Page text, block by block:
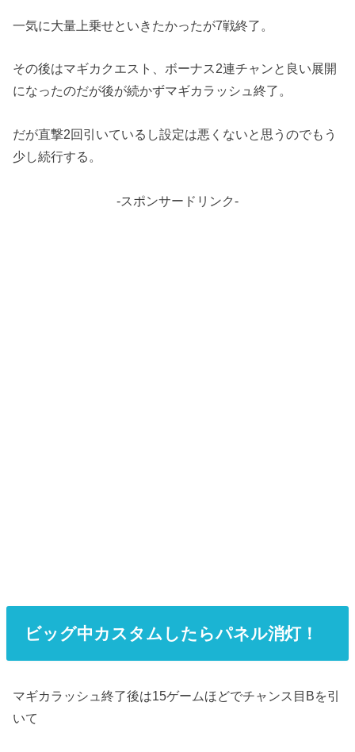
一気に大量上乗せといきたかったが7戦終了。
その後はマギカクエスト、ボーナス2連チャンと良い展開
になったのだが後が続かずマギカラッシュ終了。
だが直撃2回引いているし設定は悪くないと思うのでもう
少し続行する。
-スポンサードリンク-
ビッグ中カスタムしたらパネル消灯！
マギカラッシュ終了後は15ゲームほどでチャンス目Bを引
いて